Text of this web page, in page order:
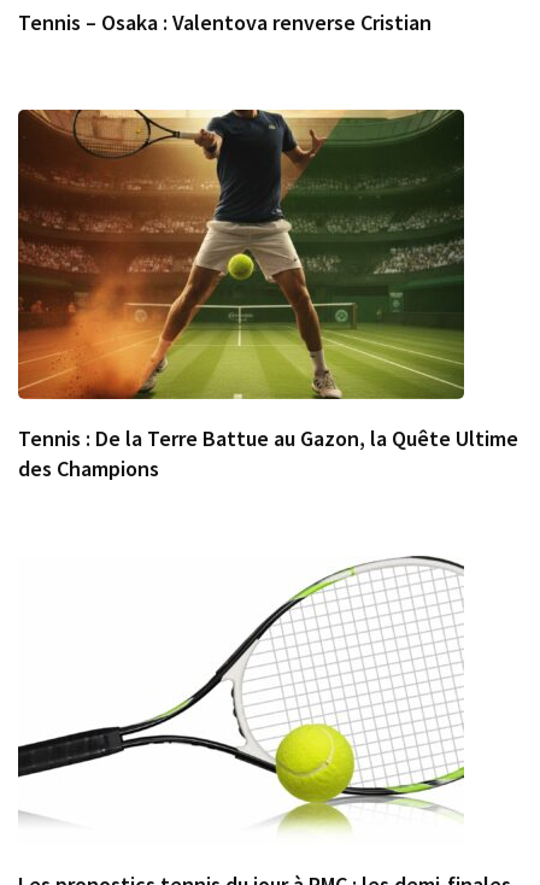
Tennis – Osaka : Valentova renverse Cristian
Tennis : De la Terre Battue au Gazon, la Quête Ultime
des Champions